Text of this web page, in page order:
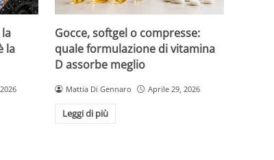
la
Gocce, softgel o compresse:
quale formulazione di vitamina
D assorbe meglio
Mattia Di Gennaro Aprile 29, 2026
Leggi di più